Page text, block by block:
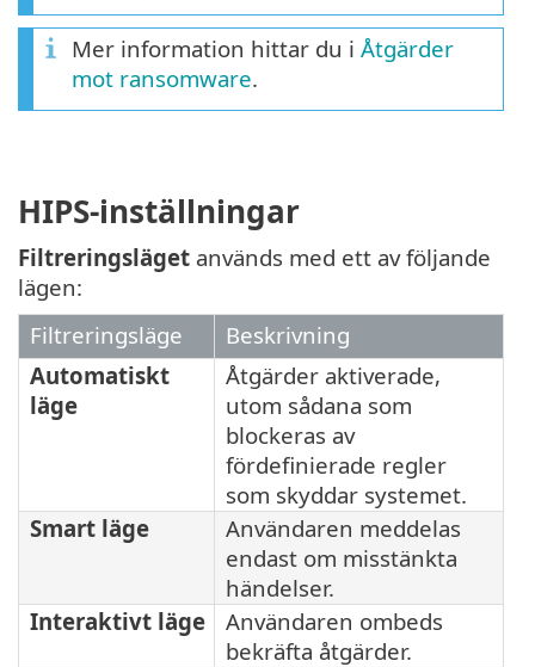
Mer information hittar du i Åtgärder
mot ransomware.
HIPS-inställningar
Filtreringsläget används med ett av följande
lägen:
Filtreringsläge
Beskrivning
Automatiskt
läge
Åtgärder aktiverade,
utom sådana som
blockeras av
fördefinierade regler
som skyddar systemet.
Smart läge
Användaren meddelas
endast om misstänkta
händelser.
Interaktivt läge
Användaren ombeds
bekräfta åtgärder.